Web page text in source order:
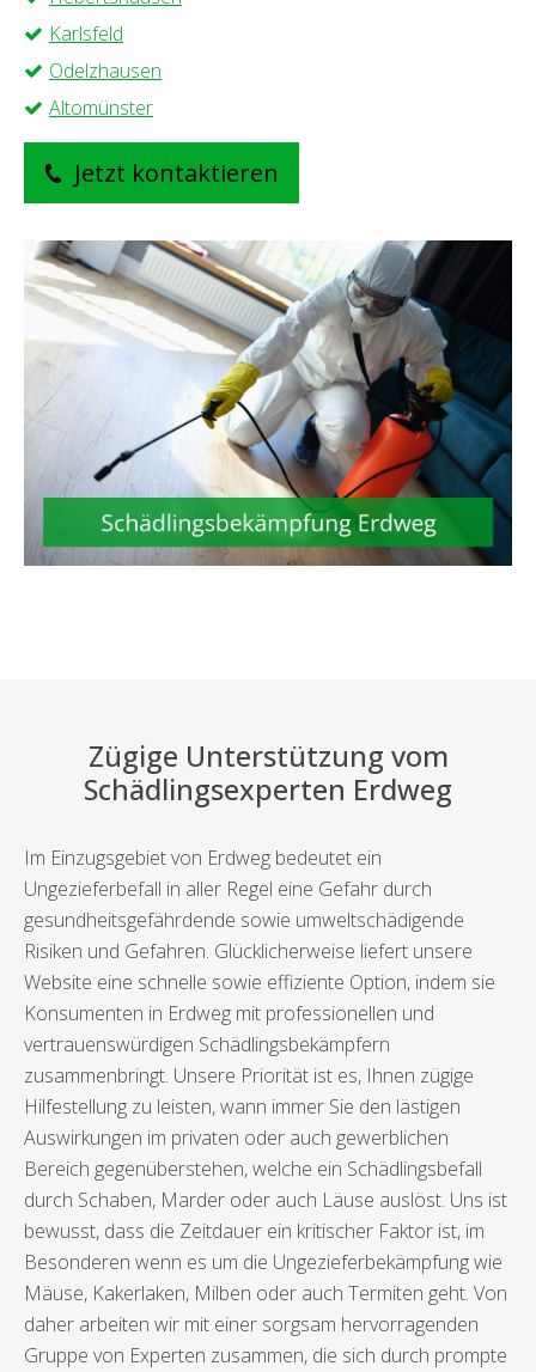
Karlsfeld
Odelzhausen
Altomünster
Jetzt kontaktieren
Zügige Unterstützung vom
Schädlingsexperten Erdweg
Im Einzugsgebiet von Erdweg bedeutet ein
Ungezieferbefall in aller Regel eine Gefahr durch
gesundheitsgefährdende sowie umweltschädigende
Risiken und Gefahren. Glücklicherweise liefert unsere
Website eine schnelle sowie effiziente Option, indem sie
Konsumenten in Erdweg mit professionellen und
vertrauenswürdigen Schädlingsbekämpfern
zusammenbringt. Unsere Priorität ist es, Ihnen zügige
Hilfestellung zu leisten, wann immer Sie den lästigen
Auswirkungen im privaten oder auch gewerblichen
Bereich gegenüberstehen, welche ein Schädlingsbefall
durch Schaben, Marder oder auch Läuse auslöst. Uns ist
bewusst, dass die Zeitdauer ein kritischer Faktor ist, im
Besonderen wenn es um die Ungezieferbekämpfung wie
Mäuse, Kakerlaken, Milben oder auch Termiten geht. Von
daher arbeiten wir mit einer sorgsam hervorragenden
Gruppe von Experten zusammen, die sich durch prompte